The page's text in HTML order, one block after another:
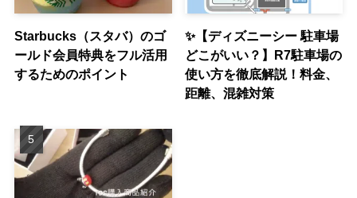
Starbucks（スタバ）のゴ
ールド会員特典をフル活用
するためのポイント
✨【ディズニーシー 駐車場
どこがいい？】R7駐車場の
使い方を徹底解説！料金、
距離、混雑対策